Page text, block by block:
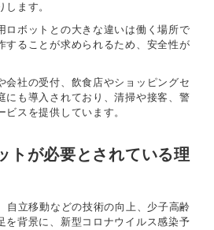
ます。
ロボットとの大きな違いは働く場所で
することが求められるため、安全性が
会社の受付、飲食店やショッピングセ
にも導入されており、清掃や接客、警
スを提供しています。
トが必要とされている理
自立移動などの技術の向上、少子高齢
を背景に、新型コロナウイルス感染予